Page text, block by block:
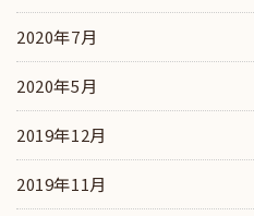
2020年7月
2020年5月
2019年12月
2019年11月